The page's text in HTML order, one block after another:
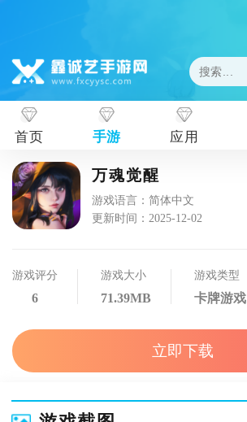
首页 手游 应用
万魂觉醒
游戏语言：简体中文
更新时间：2025-12-02
游戏评分
6
游戏大小
71.39MB
游戏类型
卡牌游戏
立即下载